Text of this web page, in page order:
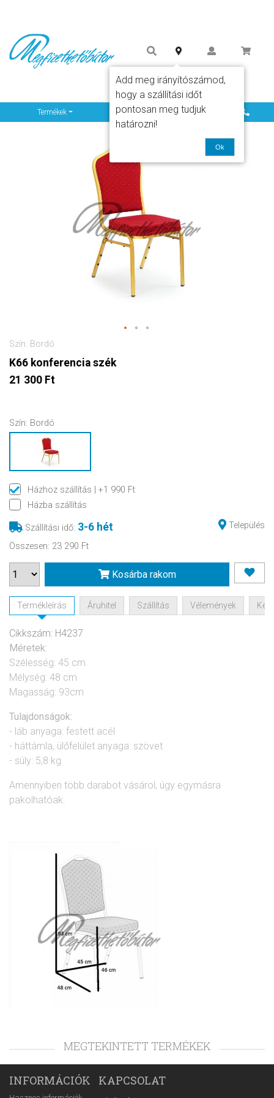
Termékek Info
Szín: Bordó
K66 konferencia szék
21 300 Ft
Szín: Bordó
Házhoz szállítás
| +1 990 Ft
Házba szállítás
Szállítási idő: 3-6 hét
Település
Összesen: 23 290 Ft
Kosárba rakom
Termékleírás Áruhitel Szállítás Vélemények
Cikkszám: H4237
Méretek:
Szélesség: 45 cm
Mélység: 48 cm
Magasság: 93cm
Tulajdonságok:
- láb anyaga: festett acél
- háttámla, ülőfelület anyaga: szövet
- súly: 5,8 kg
Amennyiben több darabot vásárol, úgy egymásra
pakolhatóak.
MEGTEKINTETT TERMÉKEK
INFORMÁCIÓK KAPCSOLAT
Add meg irányítószámod,
hogy a szállítási időt
pontosan meg tudjuk
határozni!
Ok